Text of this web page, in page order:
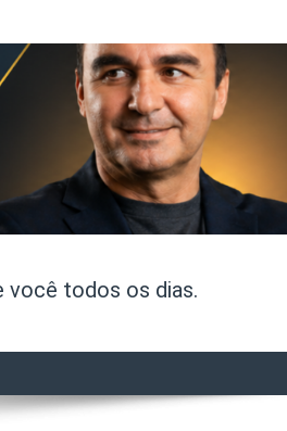
você todos os dias.